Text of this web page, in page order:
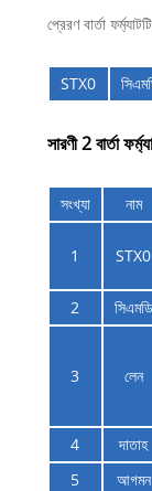
প্রেরণ বার্তা
STX0
সারণী 2 বার্তা
সংখ্যা নাম
1 STX0
2 সিএমডি
3 লেন
4
দাতাহ
5
আগমন